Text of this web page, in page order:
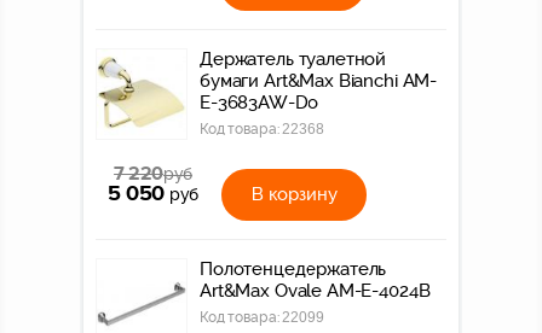
Держатель туалетной
бумаги Art&Max Bianchi AM-
E-3683AW-Do
Код товара:22368
7 220руб
5 050 руб В корзину
Полотенцедержатель
Art&Max Ovale AM-E-4024B
Код товара:22099